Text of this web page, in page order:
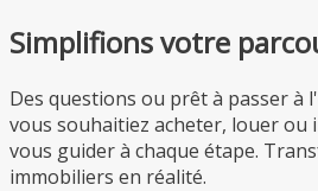
Simplifions votre
Des questions ou prêt à passer à
vous souhaitiez acheter, louer ou
vous guider à chaque étape.
immobiliers en réalité.